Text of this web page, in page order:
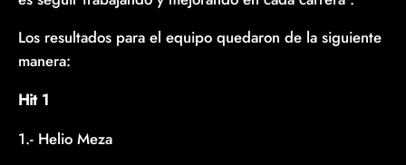
Los resultados para el equipo quedaron de la siguiente
manera:
Hit 1
1.- Helio Meza